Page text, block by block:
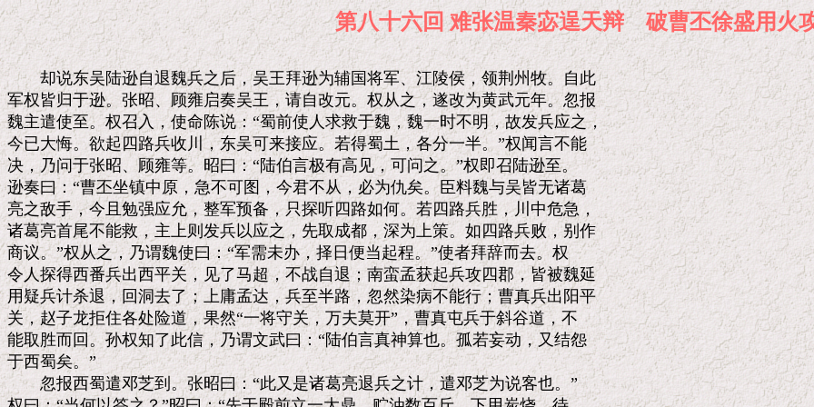
第八十六回 难张温秦宓逞天辩 破曹丕徐
却说东吴陆逊自退魏兵之后，吴王拜逊为辅国将军、江陵侯，领荆州牧。自此
军权皆归于逊。张昭、顾雍启奏吴王，请自改元。权从之，遂改为黄武元年。忽报
魏主遣使至。权召入，使命陈说：“蜀前使人求救于魏，魏一时不明，故发兵应之，
今已大悔。欲起四路兵收川，东吴可来接应。若得蜀土，各分一半。”权闻言不能
决，乃问于张昭、顾雍等。昭曰：“陆伯言极有高见，可问之。”权即召陆逊至。
逊奏曰：“曹丕坐镇中原，急不可图，今君不从，必为仇矣。臣料魏与吴皆无诸葛
亮之敌手，今且勉强应允，整军预备，只探听四路如何。若四路兵胜，川中危急，
诸葛亮首尾不能救，主上则发兵以应之，先取成都，深为上策。如四路兵败，别作
商议。”权从之，乃谓魏使曰：“军需未办，择日便当起程。”使者拜辞而去。权
令人探得西番兵出西平关，见了马超，不战自退；南蛮孟获起兵攻四郡，皆被魏延
用疑兵计杀退，回洞去了；上庸孟达，兵至半路，忽然染病不能行；曹真兵出阳平
关，赵子龙拒住各处险道，果然“一将守关，万夫莫开”，曹真屯兵于斜谷道，不
能取胜而回。孙权知了此信，乃谓文武曰：“陆伯言真神算也。孤若妄动，又结怨
于西蜀矣。”
忽报西蜀遣邓芝到。张昭曰：“此又是诸葛亮退兵之计，遣邓芝为说客也。”